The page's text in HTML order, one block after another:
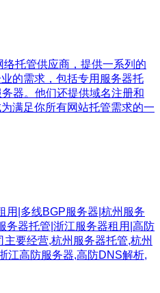
托管供应商，提供一系列的
的需求，包括专用服务器托
器。他们还提供域名注册和
满足你所有网站托管需求的一
用|多线BGP服务器|杭州服务
务器托管|浙江服务器租用|高防
要经营,杭州服务器托管,杭州
江高防服务器,高防DNS解析,